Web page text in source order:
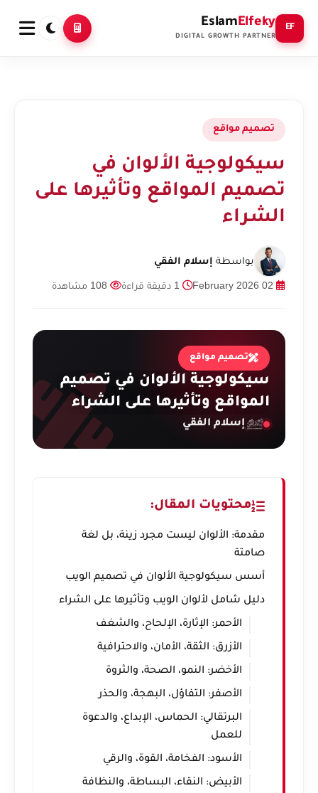
EF
EslamElfeky
DIGITAL GROWTH PARTNER
تصميم مواقع
سيكولوجية الألوان في
تصميم المواقع وتأثيرها على
الشراء
بواسطة إسلام الفقي
تصميم مواقع
سيكولوجية الألوان في تصميم
المواقع وتأثيرها على الشراء
إسلام الفقي
محتويات المقال:
مقدمة: الألوان ليست مجرد زينة، بل لغة
صامتة
أسس سيكولوجية الألوان في تصميم الويب
دليل شامل لألوان الويب وتأثيرها على الشراء
الأحمر: الإثارة، الإلحاح، والشغف
الأزرق: الثقة، الأمان، والاحترافية
الأخضر: النمو، الصحة، والثروة
الأصفر: التفاؤل، البهجة، والحذر
البرتقالي: الحماس، الإبداع، والدعوة
للعمل
الأسود: الفخامة، القوة، والرقي
الأبيض: النقاء، البساطة، والنظافة